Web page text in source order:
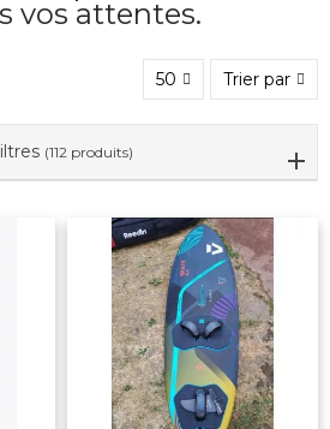
vos attentes.
50 Trier par
(112 produits)